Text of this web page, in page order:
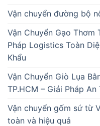
Vận chuyển đường bộ
Vận Chuyển Gạo Thơm
Pháp Logistics Toàn
Khẩu
Vận Chuyển Giò Lụa
TP.HCM – Giải Pháp An
Vận chuyển gốm sứ từ
toàn và hiệu quả